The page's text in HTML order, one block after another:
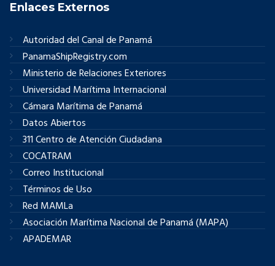
Enlaces Externos
Autoridad del Canal de Panamá
PanamaShipRegistry.com
Ministerio de Relaciones Exteriores
Universidad Marítima Internacional
Cámara Marítima de Panamá
Datos Abiertos
311 Centro de Atención Ciudadana
COCATRAM
Correo Institucional
Términos de Uso
Red MAMLa
Asociación Marítima Nacional de Panamá (MAPA)
APADEMAR